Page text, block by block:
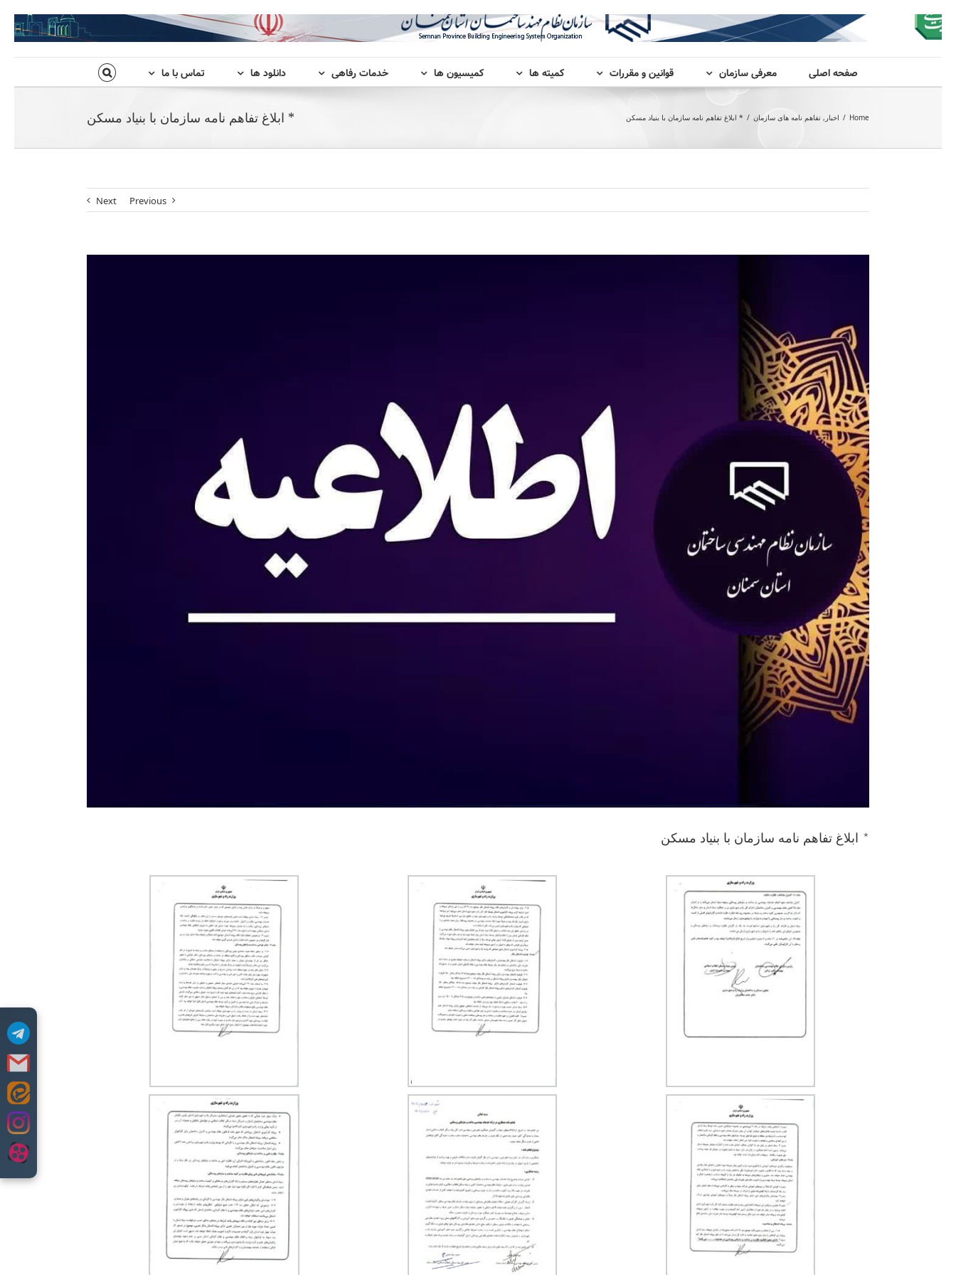
Skip
to
content
صفحه اصلی معرفی سازمان قوانین و مقررات کمیته ها کمیسیون ها خدمات رفاهی دانلود ها تماس با ما
* ابلاغ تفاهم نامه سازمان با بنیاد مسکن Home
/ اخبار , تفاهم نامه های سازمان / * ابلاغ تفاهم نامه سازمان با بنیاد مسکن
Previous
Next
* ابلاغ تفاهم نامه سازمان با بنیاد مسکن